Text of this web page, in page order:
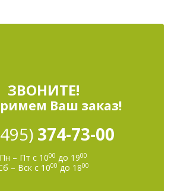
ЗВОНИТЕ!
Ваш заказ!
374-73-00
Пн – Пт с 1000 до 1900
– Вск с 1000 до 1800